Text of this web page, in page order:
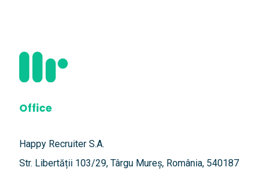
Office
Happy Recruiter S.A.
Str. Libertății 103/29, Târgu Mureș, România, 540187